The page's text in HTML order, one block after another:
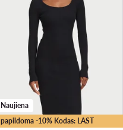
papildoma -10% Kodas: LAST
Naujiena